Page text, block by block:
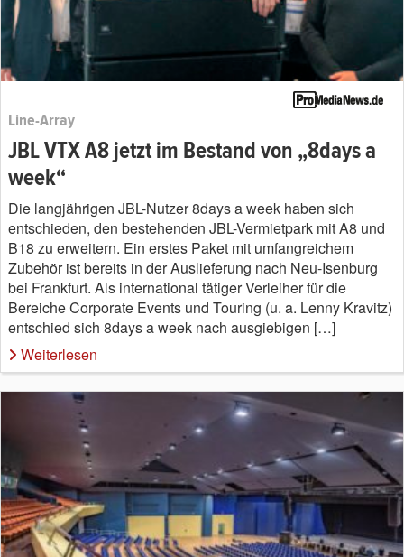
Line-Array
JBL VTX A8 jetzt im Bestand von „8days a
week“
Die langjährigen JBL-Nutzer 8days a week haben sich
entschieden, den bestehenden JBL-Vermietpark mit A8 und
B18 zu erweitern. Ein erstes Paket mit umfangreichem
Zubehör ist bereits in der Auslieferung nach Neu-Isenburg
bei Frankfurt. Als international tätiger Verleiher für die
Bereiche Corporate Events und Touring (u. a. Lenny Kravitz)
entschied sich 8days a week nach ausgiebigen […]
Weiterlesen